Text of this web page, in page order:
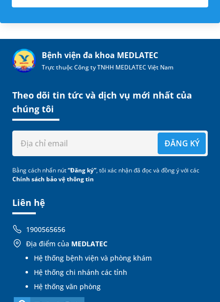
Bệnh viện đa khoa MEDLATEC
Trực thuộc Công ty TNHH MEDLATEC Việt Nam
Liên hệ
1900565656
Địa điểm của MEDLATEC
Hệ thống bệnh viện và phòng khám
Hệ thống chi nhánh các tỉnh
Hệ thống văn phòng
Theo dõi tin tức và dịch vụ mới nhất của
chúng tôi
ĐĂNG KÝ
Bằng cách nhấn nút“Đăng ký”, tôi xác nhận đã đọc và đồng ý với các
Chính sách bảo vệ thông tin